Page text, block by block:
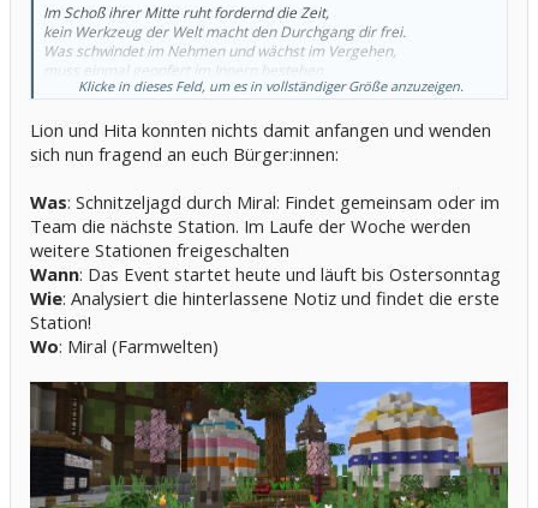
Im Schoß ihrer Mitte ruht fordernd die Zeit,
kein Werkzeug der Welt macht den Durchgang dir frei.
Was schwindet im Nehmen und wächst im Vergehen,
muss einmal geopfert im Innern bestehen.
Erst wenn nichts mehr fehlt und doch etwas verlor’n,
Klicke in dieses Feld, um es in vollständiger Größe anzuzeigen.
Lion und Hita konnten nichts damit anfangen und wenden
sich nun fragend an euch Bürger:innen:
Was: Schnitzeljagd durch Miral: Findet gemeinsam oder im
Team die nächste Station. Im Laufe der Woche werden
weitere Stationen freigeschalten
Wann: Das Event startet heute und läuft bis Ostersonntag
Wie: Analysiert die hinterlassene Notiz und findet die erste
Station!
Wo: Miral (Farmwelten)